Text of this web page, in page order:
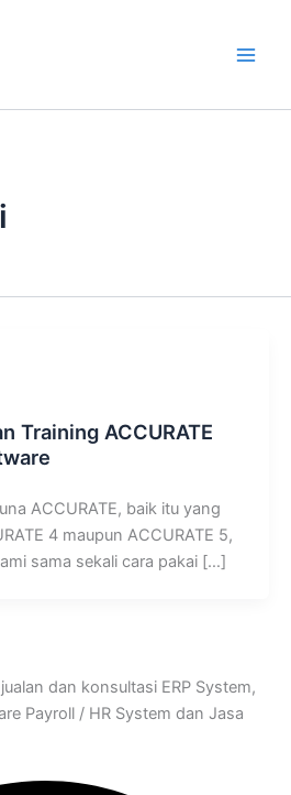
Training ACCURATE
ACCURATE, baik itu yang
4 maupun ACCURATE 5,
sama sekali cara pakai […]
dan konsultasi ERP System,
Payroll / HR System dan Jasa